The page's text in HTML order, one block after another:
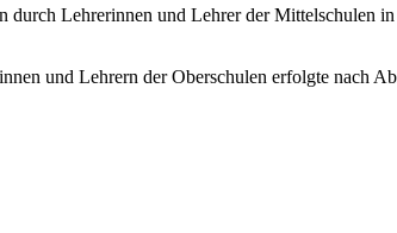
Lehrerinnen und Lehrer der Mittelschulen
und Lehrern der Oberschulen erfolgte nach